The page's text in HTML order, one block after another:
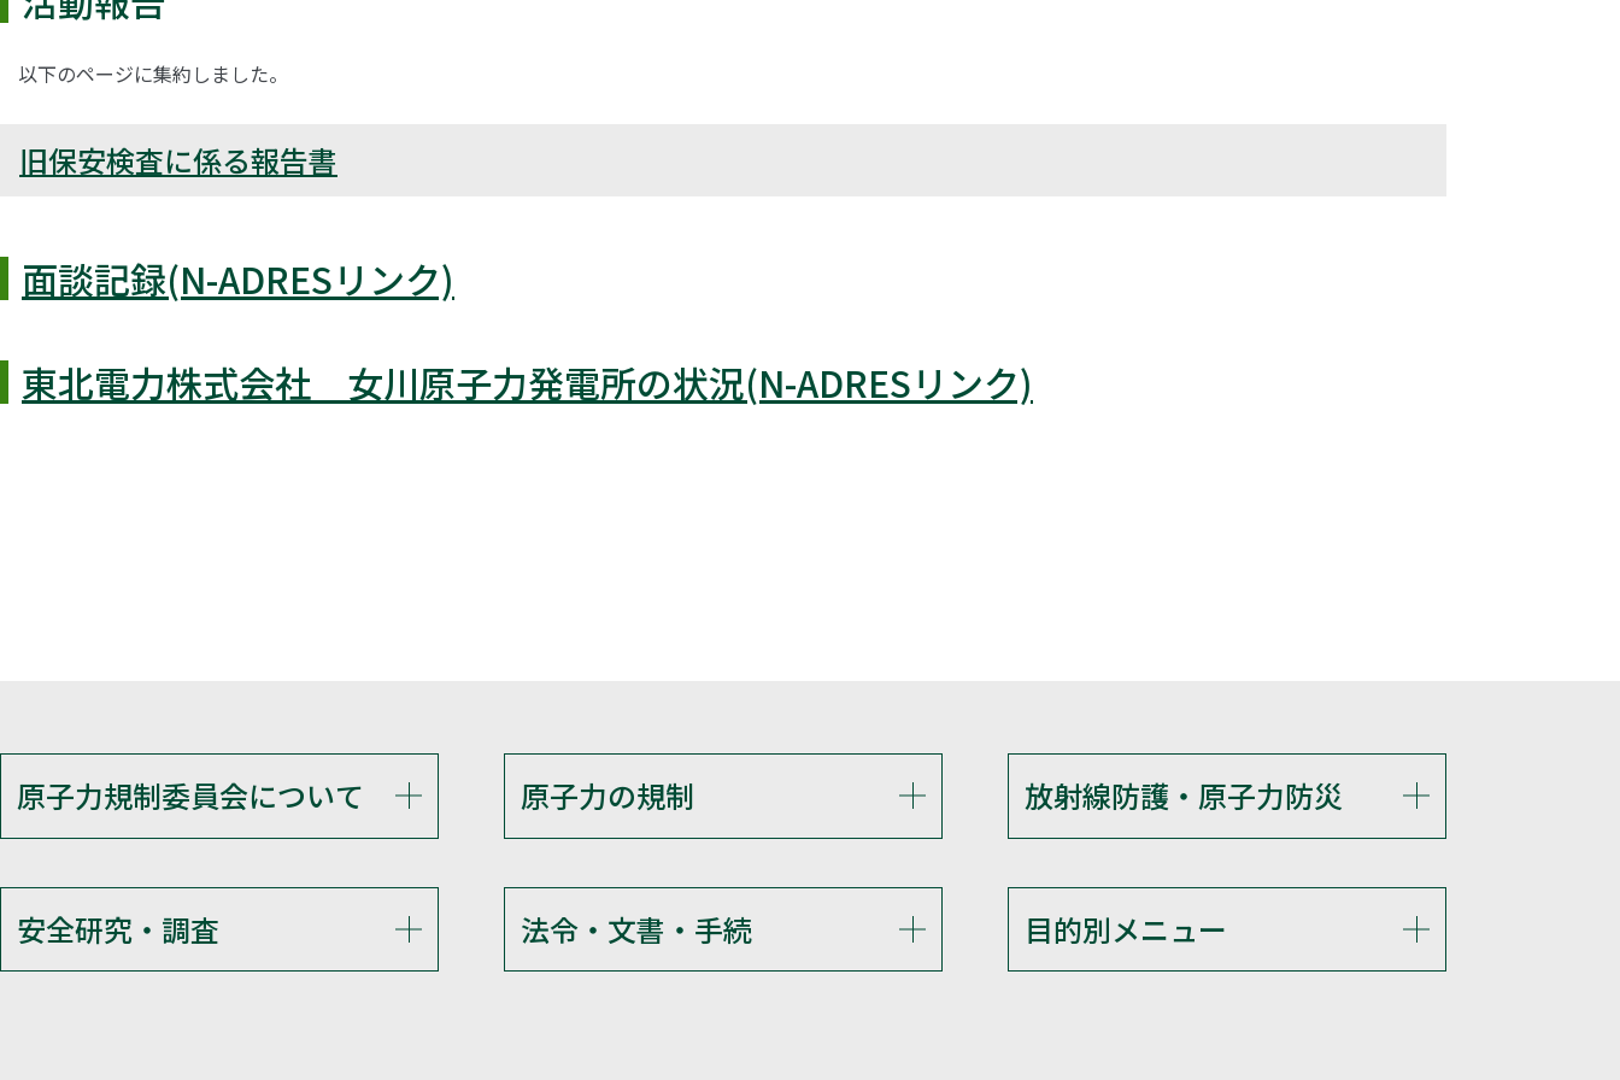
以下のページに集約しました。
旧保安検査に係る報告書
面談記録(N-ADRESリンク)
東北電力株式会社 女川原子力発電所の状況(N-ADRESリンク)
原子力規制委員会について 原子力の規制 放射線防護・原子力防災
安全研究・調査 法令・文書・手続 目的別メニュー